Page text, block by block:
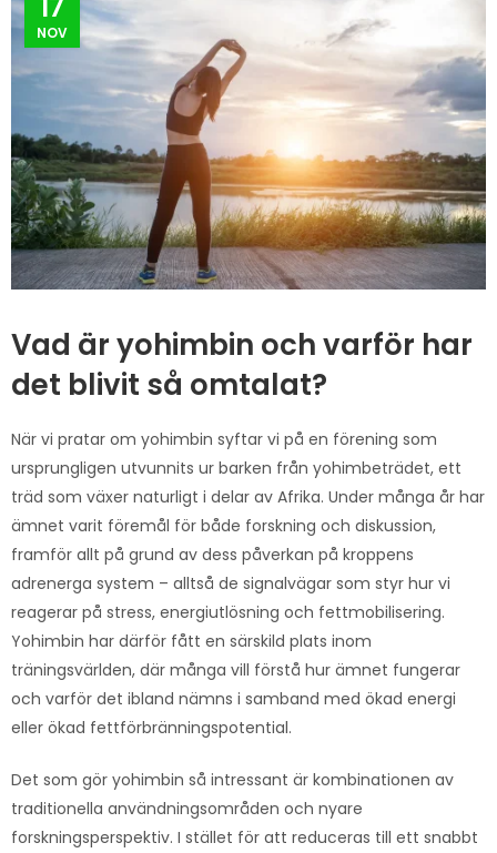
NOV
Vad är yohimbin och varför har
det blivit så omtalat?
När vi pratar om yohimbin syftar vi på en förening som
ursprungligen utvunnits ur barken från yohimbeträdet, ett
träd som växer naturligt i delar av Afrika. Under många år har
ämnet varit föremål för både forskning och diskussion,
framför allt på grund av dess påverkan på kroppens
adrenerga system – alltså de signalvägar som styr hur vi
reagerar på stress, energiutlösning och fettmobilisering.
Yohimbin har därför fått en särskild plats inom
träningsvärlden, där många vill förstå hur ämnet fungerar
och varför det ibland nämns i samband med ökad energi
eller ökad fettförbränningspotential.
Det som gör yohimbin så intressant är kombinationen av
traditionella användningsområden och nyare
forskningsperspektiv. I stället för att reduceras till ett snabbt